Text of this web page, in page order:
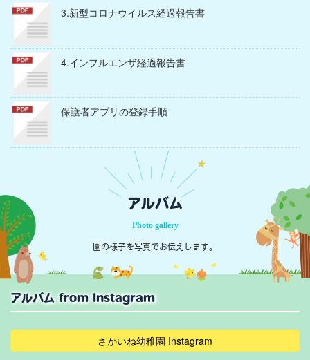
3.新型コロナウイルス経過報告書
4.インフルエンザ経過報告書
保護者アプリの登録手順
アルバム
Photo gallery
園の様子を写真でお伝えします。
アルバム from Instagram
さかいね幼稚園 Instagram